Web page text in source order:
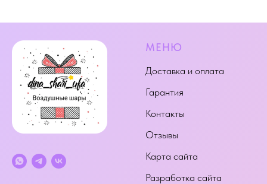
МЕНЮ
Доставка и оплата
Гарантия
Контакты
Отзывы
Карта сайта
Разработка сайта